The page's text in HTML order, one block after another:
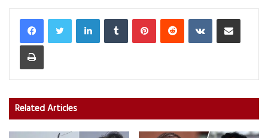
LinkedInTumblr PinterestReddit VKontakteShare via Email
Print
Related Articles